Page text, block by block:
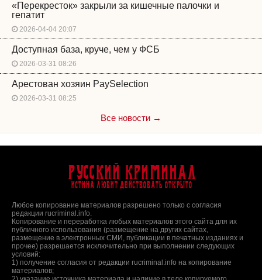
«Перекресток» закрыли за кишечные палочки и
гепатит
2026-04-04 20:07
Доступная база, круче, чем у ФСБ
2026-03-31 08:26
Арестован хозяин PaySelection
2026-03-31 08:25
Все новости →
Русский Криминал
Истина любит действовать открыто
Любое копирование материалов разрешено только с согласия
редакции rucriminal.info.
Копирование и переработка любых материалов этого сайта для их
публичного использования (размещение на других сайтах,
размещение в электронных СМИ, публикации в печатных изданиях и
прочее) разрешается исключительно при выполнении следующих
условий:
1) получение согласия от редакции rucriminal.info на копирование
материалов;